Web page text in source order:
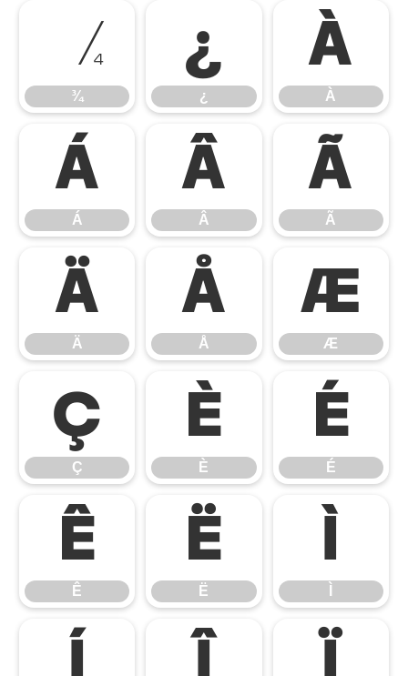
¾
¾
¿
¿
À
À
Á
Á
Â
Â
Ã
Ã
Ä
Ä
Å
Å
Æ
Æ
Ç
Ç
È
È
É
É
Ê
Ê
Ë
Ë
Ì